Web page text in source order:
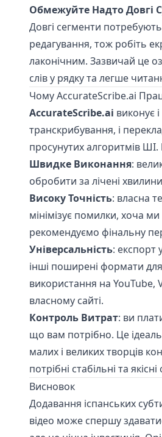
Обмежуйте Надто Довгі
Довгі сегменти
редагування, тож робіть
лаконічним. Зазвичай це
слів у рядку та легше
Чому AccurateScribe.ai
AccurateScribe.ai виконує і
транскрибування, і
просунутих алгоритмів
Швидке Виконання:
обробити за лічені
Високу Точність: власна
мінімізує помилки, хоча
рекомендуємо фінальну
Універсальність: експорт
інші поширені формати
використання на
власному сайті.
Контроль Витрат: ви
що вам потрібно. Це
малих і великих творців
потрібні стабільні та
Висновок
Додавання іспанських
відео може спершу